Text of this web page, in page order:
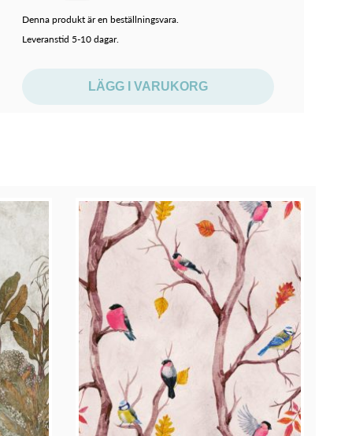
Denna produkt är en beställningsvara.
Leveranstid 5-10 dagar.
LÄGG I VARUKORG